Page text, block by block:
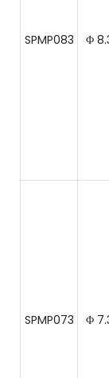
SPMP083 Φ
SPMP073 Φ